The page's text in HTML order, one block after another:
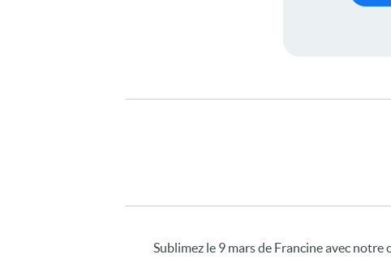
Sublimez le 9 mars de Francine avec